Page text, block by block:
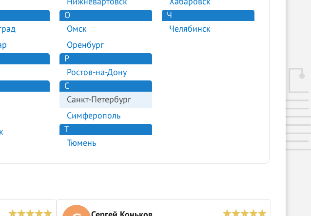
О
Омск
Оренбург
Р
Ростов-на-Дону
С
Санкт-Петербург
Симферополь
Т
Тюмень
Ч
Челябинск